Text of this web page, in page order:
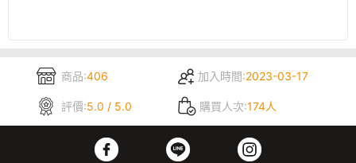
商品:406 加入時間:2023-03-17
評價:5.0 / 5.0 購買人次:174人